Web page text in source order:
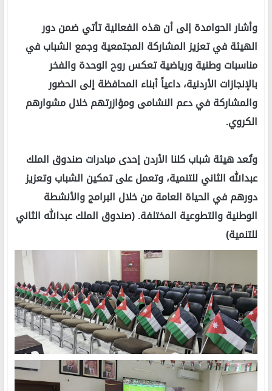
وأشار الحوامدة إلى أن هذه الفعالية تأتي ضمن دور
الهيئة في تعزيز المشاركة المجتمعية وجمع الشباب في
مناسبات وطنية ورياضية تعكس روح الوحدة والفخر
بالإنجازات الأردنية، داعياً أبناء المحافظة إلى الحضور
والمشاركة في دعم النشامى ومؤازرتهم خلال مشوارهم
الكروي.
وتُعد هيئة شباب كلنا الأردن إحدى مبادرات صندوق الملك
عبدالله الثاني للتنمية، وتعمل على تمكين الشباب وتعزيز
دورهم في الحياة العامة من خلال البرامج والأنشطة
الوطنية والتطوعية المختلفة. (صندوق الملك عبدالله الثاني
للتنمية)